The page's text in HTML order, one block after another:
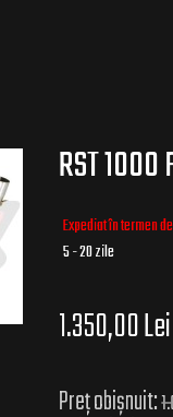
RST
Expediat în termen
5 - 20 zile
1.350,00 Lei
Preț obișnuit: